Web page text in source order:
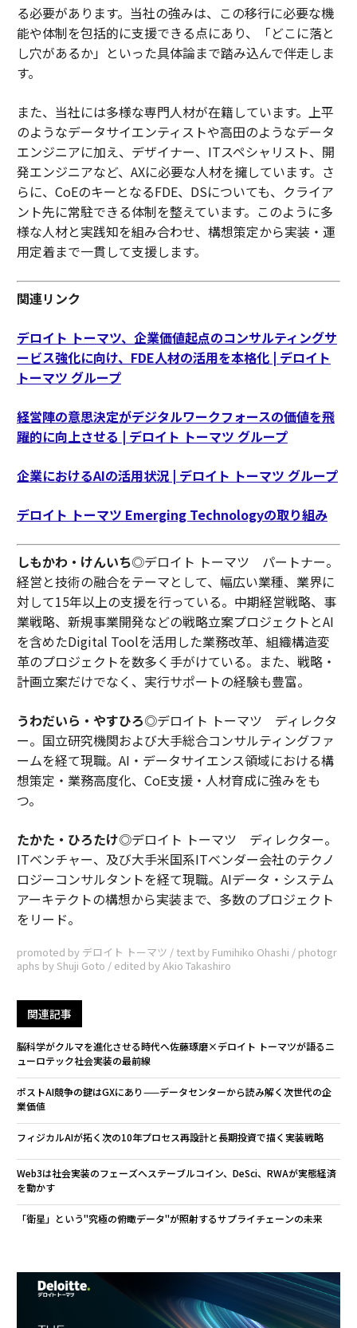
る必要があります。当社の強みは、この移行に必要な機
能や体制を包括的に支援できる点にあり、「どこに落と
し穴があるか」といった具体論まで踏み込んで伴走しま
す。
また、当社には多様な専門人材が在籍しています。上平
のようなデータサイエンティストや高田のようなデータ
エンジニアに加え、デザイナー、ITスペシャリスト、開
発エンジニアなど、AXに必要な人材を擁しています。さ
らに、CoEのキーとなるFDE、DSについても、クライア
ント先に常駐できる体制を整えています。このように多
様な人材と実践知を組み合わせ、構想策定から実装・運
用定着まで一貫して支援します。
関連リンク
デロイト トーマツ、企業価値起点のコンサルティングサ
ービス強化に向け、FDE人材の活用を本格化 | デロイト
トーマツ グループ
経営陣の意思決定がデジタルワークフォースの価値を飛
躍的に向上させる | デロイト トーマツ グループ
企業におけるAIの活用状況 | デロイト トーマツ グループ
デロイト トーマツ Emerging Technologyの取り組み
しもかわ・けんいち◎デロイト トーマツ パートナー。
経営と技術の融合をテーマとして、幅広い業種、業界に
対して15年以上の支援を行っている。中期経営戦略、事
業戦略、新規事業開発などの戦略立案プロジェクトとAI
を含めたDigital Toolを活用した業務改革、組織構造変
革のプロジェクトを数多く手がけている。また、戦略・
計画立案だけでなく、実行サポートの経験も豊富。
うわだいら・やすひろ◎デロイト トーマツ ディレクタ
ー。国立研究機関および大手総合コンサルティングファ
ームを経て現職。AI・データサイエンス領域における構
想策定・業務高度化、CoE支援・人材育成に強みをも
つ。
たかた・ひろたけ◎デロイト トーマツ ディレクター。
ITベンチャー、及び大手米国系ITベンダー会社のテクノ
ロジーコンサルタントを経て現職。AIデータ・システム
アーキテクトの構想から実装まで、多数のプロジェクト
をリード。
promoted by デロイト トーマツ / text by Fumihiko Ohashi / photogr
aphs by Shuji Goto / edited by Akio Takashiro
関連記事
脳科学がクルマを進化させる時代へ――佐藤琢磨×デロイト トーマツが語るニ
ューロテック社会実装の最前線
ポストAI競争の鍵はGXにあり——データセンターから読み解く次世代の企
業価値
フィジカルAIが拓く次の10年――プロセス再設計と長期投資で描く実装戦略
Web3は社会実装のフェーズへ――ステーブルコイン、DeSci、RWAが実態経済
を動かす
「衛星」という"究極の俯瞰データ"が照射するサプライチェーンの未来